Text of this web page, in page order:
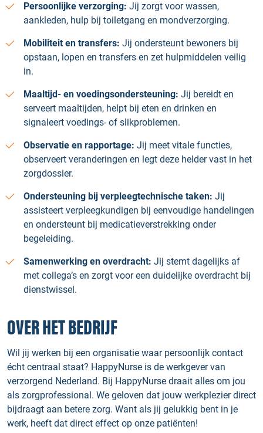
Persoonlijke verzorging: Jij zorgt voor wassen,
aankleden, hulp bij toiletgang en mondverzorging.
Mobiliteit en transfers: Jij ondersteunt bewoners bij
opstaan, lopen en transfers en zet hulpmiddelen veilig
in.
Maaltijd- en voedingsondersteuning: Jij bereidt en
serveert maaltijden, helpt bij eten en drinken en
signaleert voedings- of slikproblemen.
Observatie en rapportage: Jij meet vitale functies,
observeert veranderingen en legt deze helder vast in het
zorgdossier.
Ondersteuning bij verpleegtechnische taken: Jij
assisteert verpleegkundigen bij eenvoudige handelingen
en ondersteunt bij medicatieverstrekking onder
begeleiding.
Samenwerking en overdracht: Jij stemt dagelijks af
met collega’s en zorgt voor een duidelijke overdracht bij
dienstwissel.
OVER HET BEDRIJF
Wil jij werken bij een organisatie waar persoonlijk contact
écht centraal staat? HappyNurse is de werkgever van
verzorgend Nederland. Bij HappyNurse draait alles om jou
als zorgprofessional. We geloven dat jouw werkplezier direct
bijdraagt aan betere zorg. Want als jij gelukkig bent in je
werk, heeft dat direct effect op onze patiënten!